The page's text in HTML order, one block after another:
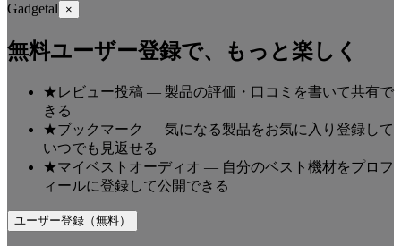
Gadgetal ×
無料ユーザー登録で、もっと楽しく
★レビュー投稿 — 製品の評価・口コミを書いて共有で
きる
★ブックマーク — 気になる製品をお気に入り登録して
いつでも見返せる
★マイベストオーディオ — 自分のベスト機材をプロフ
ィールに登録して公開できる
ユーザー登録（無料）